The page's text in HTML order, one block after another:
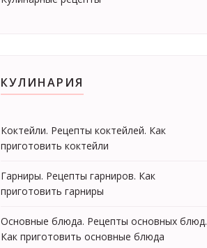
КУЛИНАРИЯ
Коктейли. Рецепты коктейлей. Как
приготовить коктейли
Гарниры. Рецепты гарниров. Как
приготовить гарниры
Основные блюда. Рецепты основных блюд.
Как приготовить основные блюда